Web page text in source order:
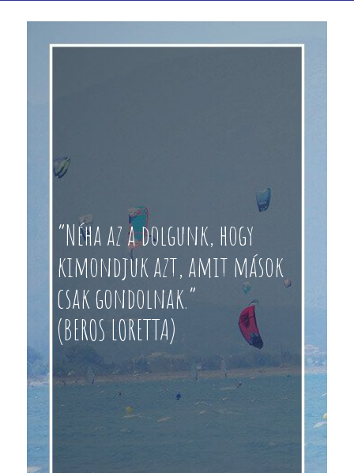
“Néha az a dolgunk, hogy
kimondjuk azt, amit mások
csak gondolnak.”
(BEROS LORETTA)